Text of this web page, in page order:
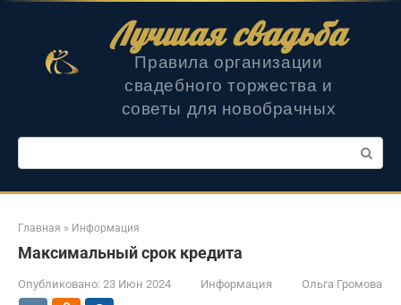
Лучшая свадьба
Правила организации
свадебного торжества и
советы для новобрачных
Поиск:
Главная » Информация
Максимальный срок кредита
Опубликовано: 23 Июн 2024 Информация Ольга Громова